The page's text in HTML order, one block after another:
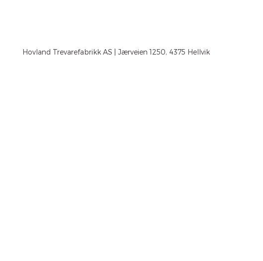
Hovland Trevarefabrikk AS | Jærveien 1250, 4375 Hellvik